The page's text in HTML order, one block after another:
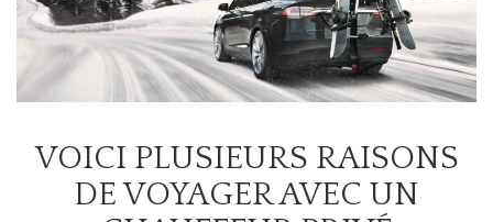
VOICI PLUSIEURS RAISONS
DE VOYAGER AVEC UN